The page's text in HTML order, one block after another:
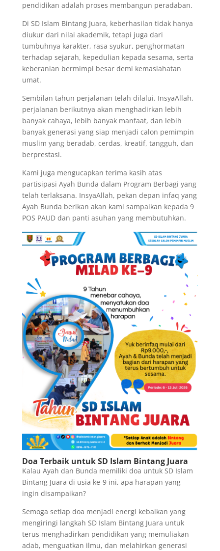
pendidikan adalah proses membangun peradaban.
Di SD Islam Bintang Juara, keberhasilan tidak hanya
diukur dari nilai akademik, tetapi juga dari
tumbuhnya karakter, rasa syukur, penghormatan
terhadap sejarah, kepedulian kepada sesama, serta
keberanian bermimpi besar demi kemaslahatan
umat.
Sembilan tahun perjalanan telah dilalui. InsyaAllah,
perjalanan berikutnya akan menghadirkan lebih
banyak cahaya, lebih banyak manfaat, dan lebih
banyak generasi yang siap menjadi calon pemimpin
muslim yang beradab, cerdas, kreatif, tangguh, dan
berprestasi.
Kami juga mengucapkan terima kasih atas
partisipasi Ayah Bunda dalam Program Berbagi yang
telah terlaksana. InsyaAllah, pekan depan infaq yang
Ayah Bunda berikan akan kami sampaikan kepada 9
POS PAUD dan panti asuhan yang membutuhkan.
Doa Terbaik untuk SD Islam Bintang Juara
Kalau Ayah dan Bunda memiliki doa untuk SD Islam
Bintang Juara di usia ke-9 ini, apa harapan yang
ingin disampaikan?
Semoga setiap doa menjadi energi kebaikan yang
mengiringi langkah SD Islam Bintang Juara untuk
terus menghadirkan pendidikan yang memuliakan
adab, menguatkan ilmu, dan melahirkan generasi